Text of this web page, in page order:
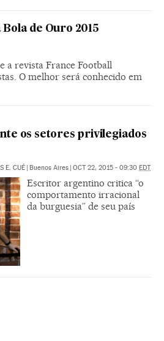
de Ouro 2015
a revista France Football
O melhor será conhecido em
os setores privilegiados
E. CUÉ | Buenos Aires | OCT 22, 2015 - 09:30 EDT
Escritor argentino critica “o
comportamento irracional
da burguesia” de seu país